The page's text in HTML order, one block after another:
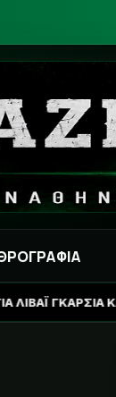
ΓΙΑ